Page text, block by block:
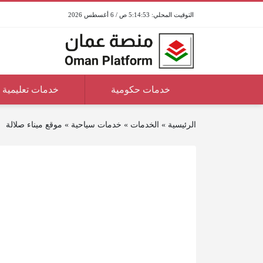
5:14:53 ص / 6 أغسطس 2026
خدمات حكومية خدمات تعليمية
الرئيسية » الخدمات » خدمات سياحية » موقع ميناء صلالة